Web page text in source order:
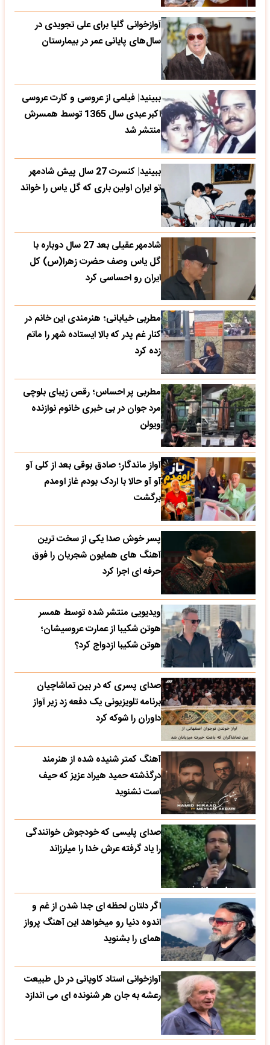
آوازخوانی گلپا برای علی تجویدی در
سال‌های پایانی عمر در بیمارستان
ببینید| فیلمی از عروسی و کارت عروسی
اکبر عبدی سال 1365 توسط همسرش
منتشر شد
ببینید| کنسرت 27 سال پیش شادمهر
تو ایران اولین باری که گل یاس را خواند
شادمهر عقیلی بعد 27 سال دوباره با
گل یاس وصف حضرت زهرا(س) کل
ایران رو احساسی کرد
مطربی خیابانی؛ هنرمندی این خانم در
کنار غم پدر که بالا ایستاده شهر را ماتم
زده کرد
مطربی پر احساس؛ رقص زیبای بلوچی
مرد جوان در بی خبری خانوم نوازنده
ویولن
آواز ماندگار؛ صادق بوقی بعد از کلی آو
آو آو حالا با اردک بودم غاز اومدم
برگشت
پسر خوش صدا یکی از سخت ترین
آهنگ های همایون شجریان را فوق
حرفه ای اجرا کرد
ویدیویی منتشر شده توسط همسر
هوتن شکیبا از عمارت عروسیشان؛
هوتن شکیبا ازدواج کرد؟
صدای پسری که در بین تماشاچیان
برنامه تلویزیونی یک دفعه زد زیر آواز
داوران را شوکه کرد
آهنگ کمتر شنیده شده از هنرمند
درگذشته حمید هیراد عزیز که حیف
است نشنوید
صدای پلیسی که خودجوش خوانندگی
را یاد گرفته عرش خدا را میلرزاند
اگر دلتان لحظه ای جدا شدن از غم و
اندوه دنیا رو میخواهد این آهنگ پرواز
همای را بشنوید
آوازخوانی استاد کاویانی در دل طبیعت
رعشه به جان هر شنونده ای می اندازد